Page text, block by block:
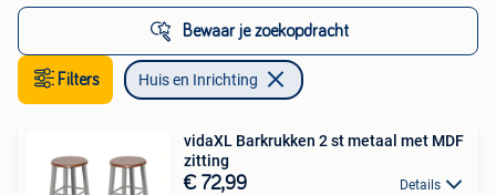
Bewaar je zoekopdracht
Filters Huis en Inrichting
vidaXL Barkrukken 2 st metaal met MDF
zitting
€ 72,99 Details